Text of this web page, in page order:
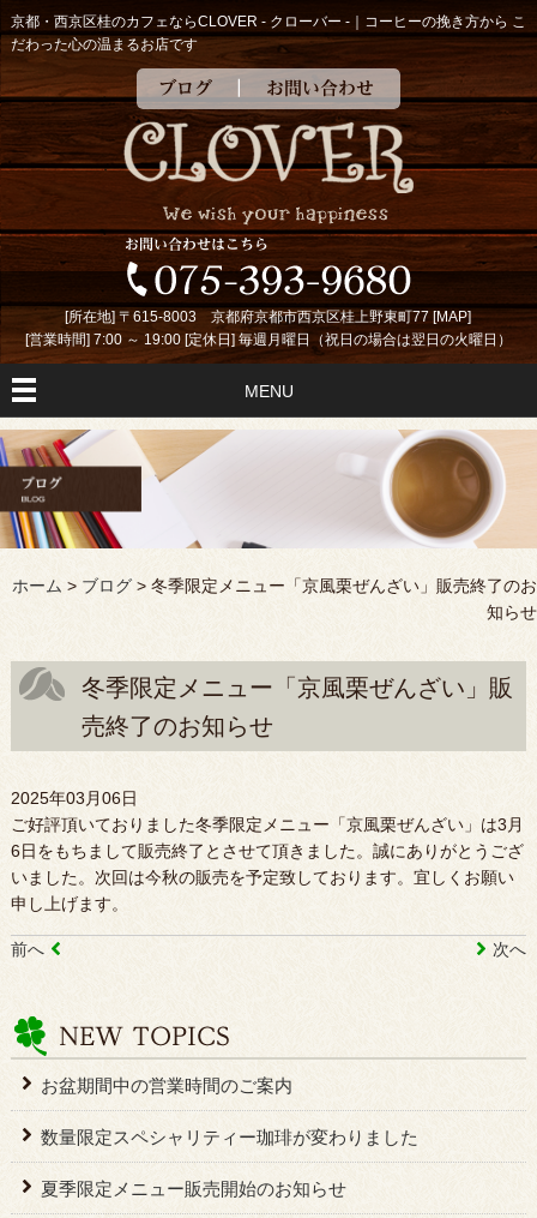
京都・西京区桂のカフェならCLOVER - クローバー -｜コーヒーの挽き方から こ
だわった心の温まるお店です
ブログ お問い合わせ
[所在地] 〒615-8003 京都府京都市西京区桂上野東町77 [MAP]
[営業時間] 7:00 ～ 19:00 [定休日] 毎週月曜日（祝日の場合は翌日の火曜日）
MENU
ホーム > ブログ > 冬季限定メニュー「京風栗ぜんざい」販売終了のお
知らせ
冬季限定メニュー「京風栗ぜんざい」販
売終了のお知らせ
2025年03月06日
ご好評頂いておりました冬季限定メニュー「京風栗ぜんざい」は3月
6日をもちまして販売終了とさせて頂きました。誠にありがとうござ
いました。次回は今秋の販売を予定致しております。宜しくお願い
申し上げます。
前へ 次へ
お盆期間中の営業時間のご案内
数量限定スペシャリティー珈琲が変わりました
夏季限定メニュー販売開始のお知らせ